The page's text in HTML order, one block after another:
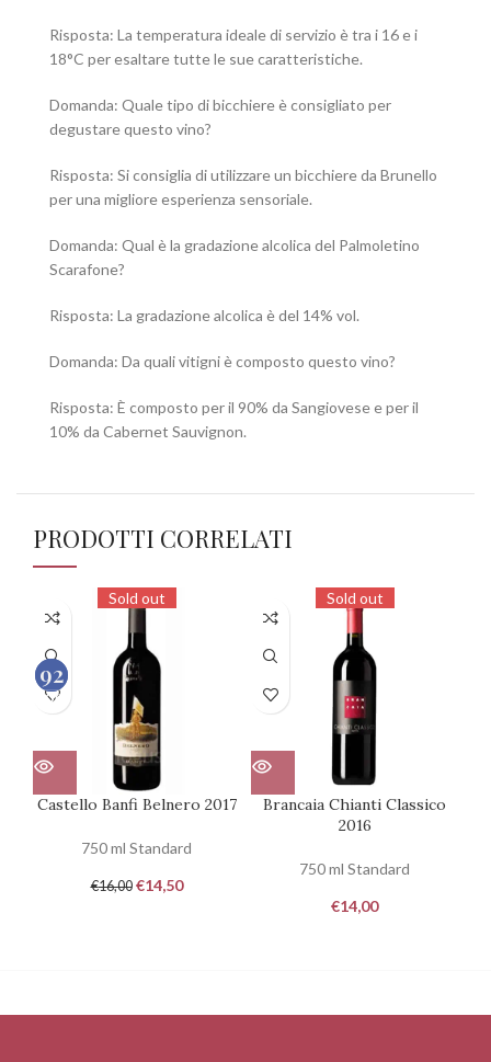
Risposta: La temperatura ideale di servizio è tra i 16 e i
18°C per esaltare tutte le sue caratteristiche.
Domanda: Quale tipo di bicchiere è consigliato per
degustare questo vino?
Risposta: Si consiglia di utilizzare un bicchiere da Brunello
per una migliore esperienza sensoriale.
Domanda: Qual è la gradazione alcolica del Palmoletino
Scarafone?
Risposta: La gradazione alcolica è del 14% vol.
Domanda: Da quali vitigni è composto questo vino?
Risposta: È composto per il 90% da Sangiovese e per il
10% da Cabernet Sauvignon.
PRODOTTI CORRELATI
93
100
Sold out
Castello Banfi Belnero 2017
750 ml Standard
€16,00 €14,50
92
100
Sold out
Brancaia Chianti Classico
2016
750 ml Standard
€14,00